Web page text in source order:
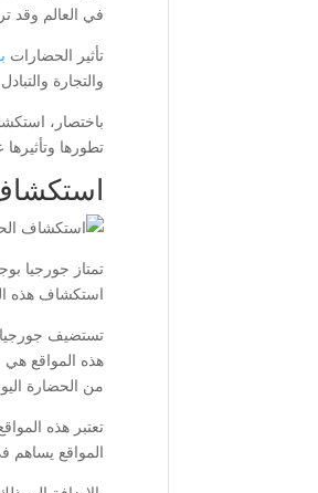
في العالم وقد
تأثير الحضارات
والتجارة
باختصار،
تطورها
تمتاز جورجيا
استكشاف هذه
تستضيف جورجيا
هذه المواقع هي
من الحضارة
تعتبر هذه
المواقع يساهم